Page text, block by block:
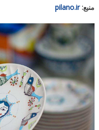
منبع:pilano.ir